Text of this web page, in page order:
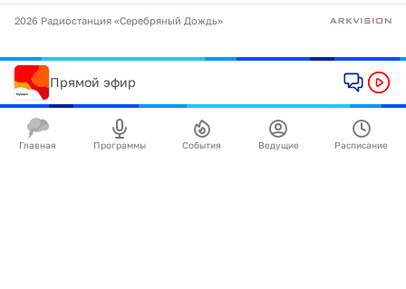
2026 Радиостанция «Серебряный Дождь»
Прямой эфир
Главная Программы События Ведущие Расписание